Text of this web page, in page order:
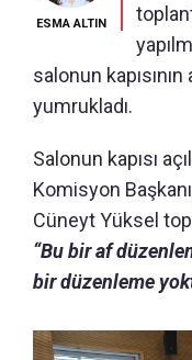
ESMA ALTIN
salonun kapısının
yumrukladı.
Salonun kapısı
Komisyon
Cüneyt Yüksel
“Bu bir af
bir düzenleme